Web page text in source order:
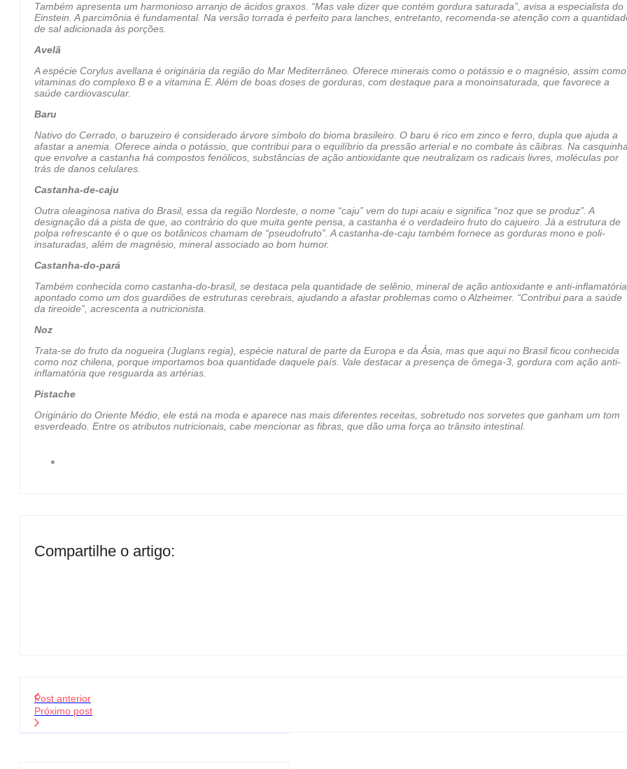
Também apresenta um harmonioso arranjo de ácidos graxos. “Mas vale dizer que contém gordura saturada”, avisa a especialista do
Einstein. A parcimônia é fundamental. Na versão torrada é perfeito para lanches, entretanto, recomenda-se atenção com a
de sal adicionada às porções.
Avelã
A espécie Corylus avellana é originária da região do Mar Mediterrâneo. Oferece minerais como o potássio e o magnésio, assim como
vitaminas do complexo B e a vitamina E. Além de boas doses de gorduras, com destaque para a monoinsaturada, que favorece a
saúde cardiovascular.
Baru
Nativo do Cerrado, o baruzeiro é considerado árvore símbolo do bioma brasileiro. O baru é rico em zinco e ferro, dupla que ajuda a
afastar a anemia. Oferece ainda o potássio, que contribui para o equilíbrio da pressão arterial e no combate às cãibras. Na casquinha
que envolve a castanha há compostos fenólicos, substâncias de ação antioxidante que neutralizam os radicais livres, moléculas por
trás de danos celulares.
Castanha-de-caju
Outra oleaginosa nativa do Brasil, essa da região Nordeste, o nome “caju” vem do tupi acaiu e significa “noz que se produz”. A
designação dá a pista de que, ao contrário do que muita gente pensa, a castanha é o verdadeiro fruto do cajueiro. Já a estrutura de
polpa refrescante é o que os botânicos chamam de “pseudofruto”. A castanha-de-caju também fornece as gorduras mono e poli-
insaturadas, além de magnésio, mineral associado ao bom humor.
Castanha-do-pará
Também conhecida como castanha-do-brasil, se destaca pela quantidade de selênio, mineral de ação antioxidante e anti-inflamatória
apontado como um dos guardiões de estruturas cerebrais, ajudando a afastar problemas como o Alzheimer. “Contribui para a saúde
da tireoide”, acrescenta a nutricionista.
Noz
Trata-se do fruto da nogueira (Juglans regia), espécie natural de parte da Europa e da Ásia, mas que aqui no Brasil ficou conhecida
como noz chilena, porque importamos boa quantidade daquele país. Vale destacar a presença de ômega-3, gordura com ação anti-
inflamatória que resguarda as artérias.
Pistache
Originário do Oriente Médio, ele está na moda e aparece nas mais diferentes receitas, sobretudo nos sorvetes que ganham um tom
esverdeado. Entre os atributos nutricionais, cabe mencionar as fibras, que dão uma força ao trânsito intestinal.
Compartilhe o artigo:
Post anterior
Próximo post